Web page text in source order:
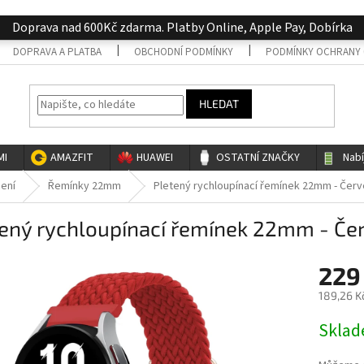
Doprava nad 600Kč zdarma. Platby Online, Apple Pay, Dobírka
DOPRAVA A PLATBA OBCHODNÍ PODMÍNKY PODMÍNKY OCHRANY
HLEDAT
AMAZFIT HUAWEI OSTATNÍ ZNAČKY
Řemínky 22mm Pletený rychloupínací řemínek 22mm -
rychloupínací řemínek 22mm -
189,26
cena: